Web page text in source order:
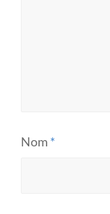
Nom *